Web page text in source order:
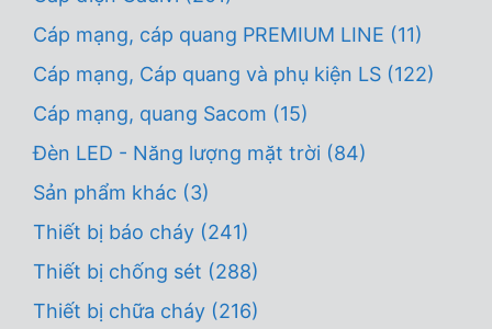
Cáp mạng, cáp quang PREMIUM LINE (11)
Cáp mạng, Cáp quang và phụ kiện LS (122)
Cáp mạng, quang Sacom (15)
Đèn LED - Năng lượng mặt trời (84)
Sản phẩm khác (3)
Thiết bị báo cháy (241)
Thiết bị chống sét (288)
Thiết bị chữa cháy (216)